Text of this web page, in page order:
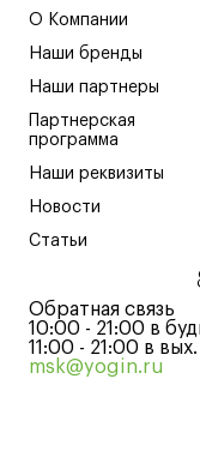
О Компании
Наши бренды
Наши партнеры
Партнерская
программа
Наши реквизиты
Новости
Статьи
Обратная связь
10:00 - 21:00 в
11:00 - 21:00 в
msk@yogin.ru